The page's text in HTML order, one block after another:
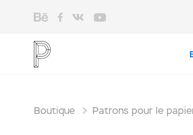
Boutique Patrons pour le